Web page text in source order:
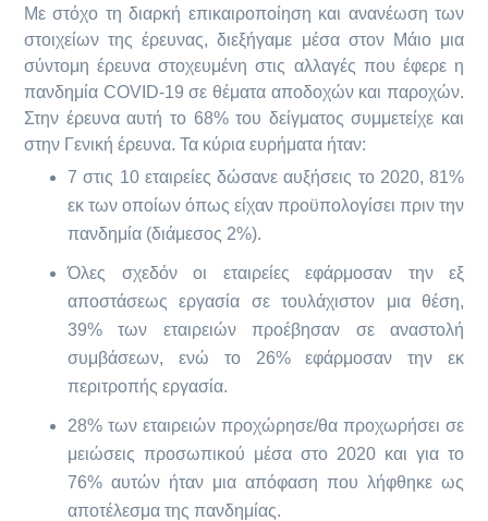
Με στόχο τη διαρκή επικαιροποίηση και ανανέωση των
στοιχείων της έρευνας, διεξήγαμε μέσα στον Μάιο μια
σύντομη έρευνα στοχευμένη στις αλλαγές που έφερε η
πανδημία COVID-19 σε θέματα αποδοχών και παροχών.
Στην έρευνα αυτή το 68% του δείγματος συμμετείχε και
στην Γενική έρευνα. Τα κύρια ευρήματα ήταν:
7 στις 10 εταιρείες δώσανε αυξήσεις το 2020, 81%
εκ των οποίων όπως είχαν προϋπολογίσει πριν την
πανδημία (διάμεσος 2%).
Όλες σχεδόν οι εταιρείες εφάρμοσαν την εξ
αποστάσεως εργασία σε τουλάχιστον μια θέση,
39% των εταιρειών προέβησαν σε αναστολή
συμβάσεων, ενώ το 26% εφάρμοσαν την εκ
περιτροπής εργασία.
28% των εταιρειών προχώρησε/θα προχωρήσει σε
μειώσεις προσωπικού μέσα στο 2020 και για το
76% αυτών ήταν μια απόφαση που λήφθηκε ως
αποτέλεσμα της πανδημίας.